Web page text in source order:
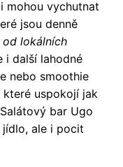
mohou vychutnat
jsou denně
lokálních
i další lahodné
nebo smoothie
které uspokojí jak
bar Ugo
jídlo, ale i pocit